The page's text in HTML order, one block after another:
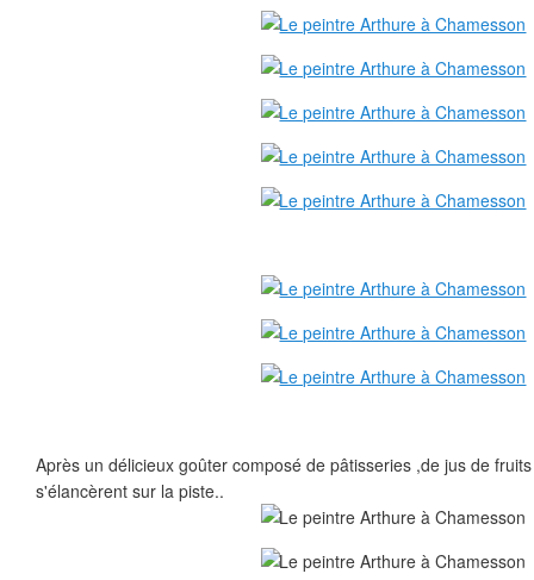
Après un délicieux goûter composé de pâtisseries ,de jus de
s'élancèrent sur la piste..